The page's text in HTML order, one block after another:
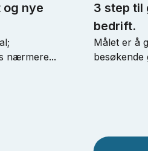
og nye
nærmere...
3 step til
bedrift.
Målet er å
besøkende